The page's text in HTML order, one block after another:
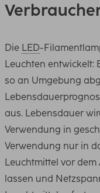
Die LED-
Leuchten entwickelt:
so an Umgebung
aus. Lebensdauer
Verwendung in
Verwendung nur in
Leuchtmittel vor
lassen und